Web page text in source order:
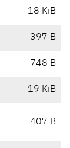
18 KiB
397 B
748 B
19 KiB
407 B